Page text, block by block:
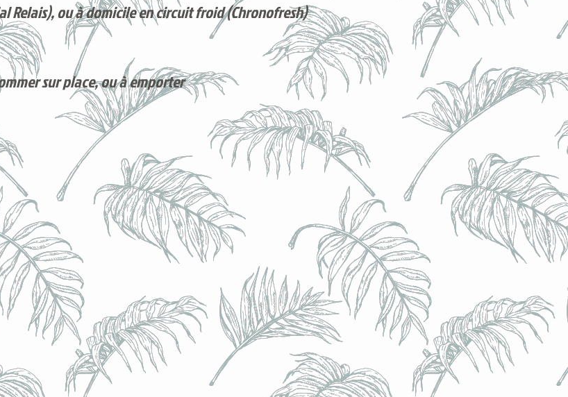
Relais), ou à domicile en circuit froid (Chronofresh)
sur place, ou à emporter